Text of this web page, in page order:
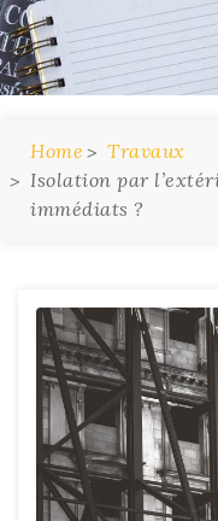
Home
Travaux
Isolation par
immédiats ?